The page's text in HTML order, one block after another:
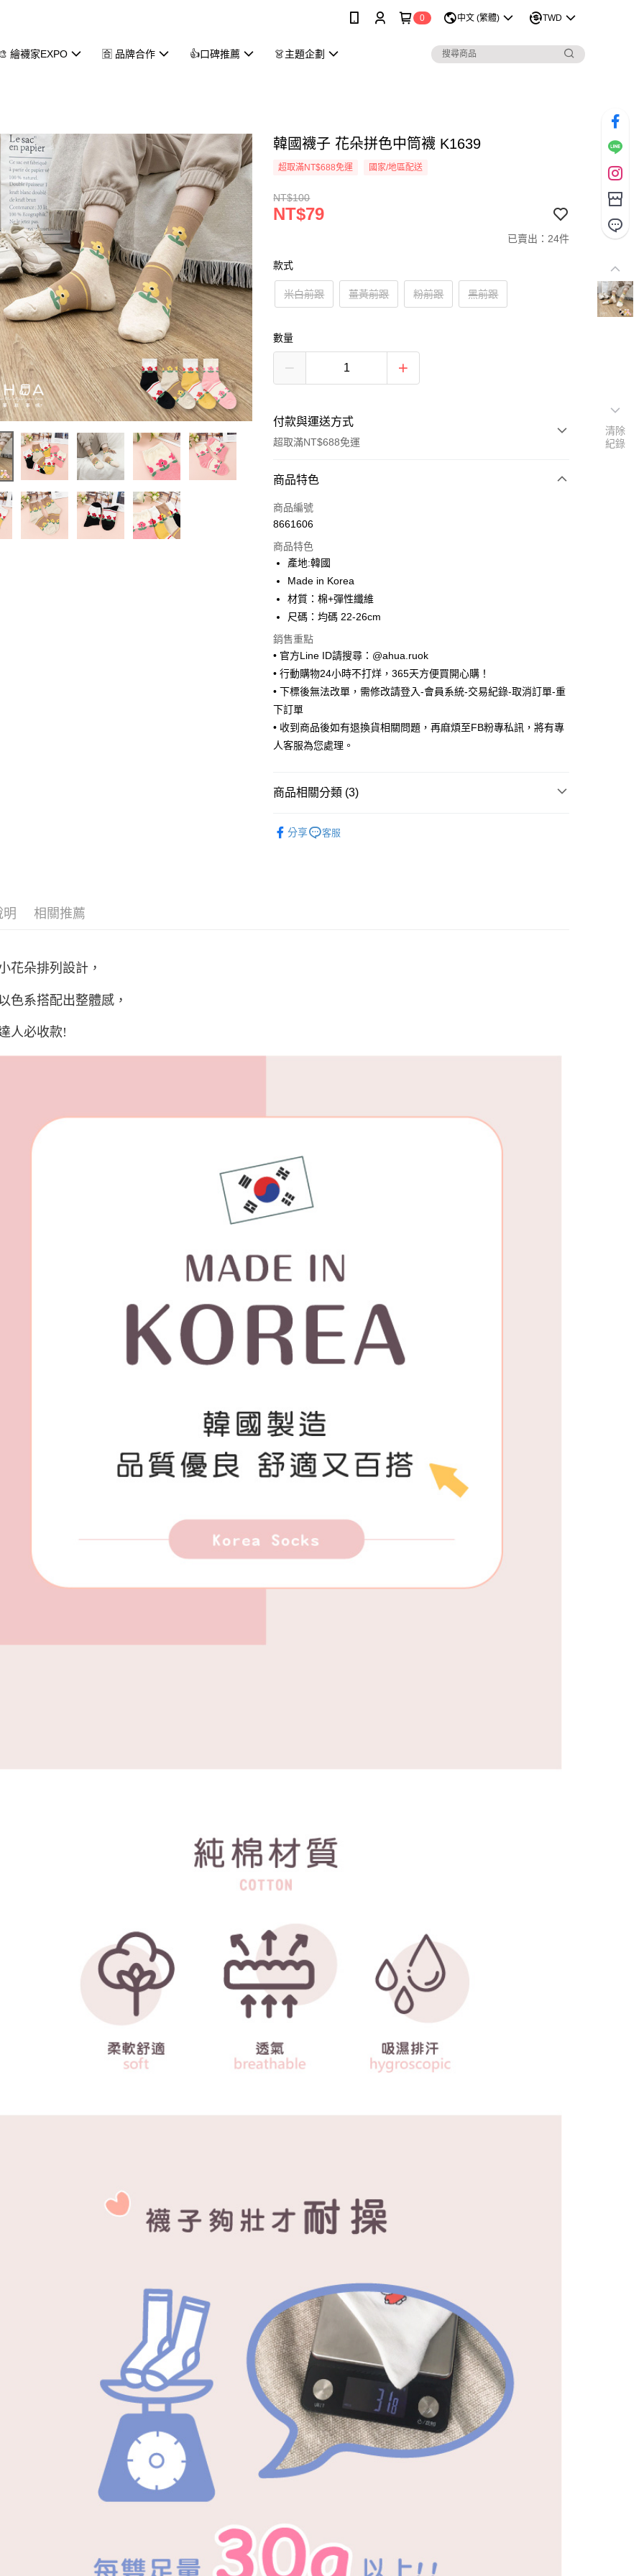
0 中文 (繁體) TWD
繪襪家EXPO 🈴 品牌合作 👍口碑推薦 👗主題企劃
韓國襪子 花朵拼色中筒襪 K1639
超取滿NT$688免運 國家/地區配送
NT$100
NT$79
已賣出：24件
款式
米白前跟 薑黃前跟 粉前跟 黑前跟
數量
付款與運送方式
超取滿NT$688免運
付款方式
信用卡一次付款
LINE Pay
Apple Pay
街口支付
悠遊付
運送方式
全家取貨付款
付款後全家取貨
7-11取貨付款
商品特色
商品編號
8661606
商品特色
產地:韓國
Made in Korea
材質：棉+彈性纖維
尺碼：均碼 22-26cm
銷售重點
• 官方Line ID請搜尋：@ahua.ruok
• 行動購物24小時不打烊，365天方便買開心購！
• 下標後無法改單，需修改請登入-會員系統-交易紀錄-取消訂單-重
下訂單
• 收到商品後如有退換貨相關問題，再麻煩至FB粉專私訊，將有專
人客服為您處理。
商品相關分類 (3)
分享 客服
明 相關推薦
花朵排列設計，
色系搭配出整體感，
人必收款!
清除
紀錄